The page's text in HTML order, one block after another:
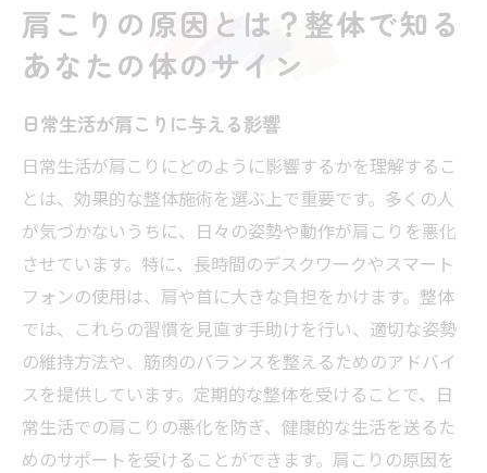
肩こりの原因とは？整体で知る
あなたの体のサイン
日常生活が肩こりに与える影響
日常生活が肩こりにどのように影響するかを理解するこ
とは、効果的な整体施術を選ぶ上で重要です。多くの人
が気づかないうちに、日々の姿勢や動作が肩こりを悪化
させています。特に、長時間のデスクワークやスマート
フォンの使用は、肩や首に大きな負担をかけます。整体
では、これらの習慣を見直す手助けを行い、適切な姿勢
の維持方法や、筋肉のバランスを整えるためのアドバイ
スを提供しています。定期的な整体を受けることで、日
常生活での肩こりの悪化を防ぎ、健康的な生活を送るた
めのサポートを受けることができます。肩こりの原因を